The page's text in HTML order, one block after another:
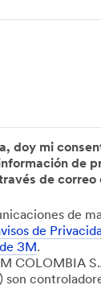
doy mi
de
de correo
de
de
3M.
COLOMBIA